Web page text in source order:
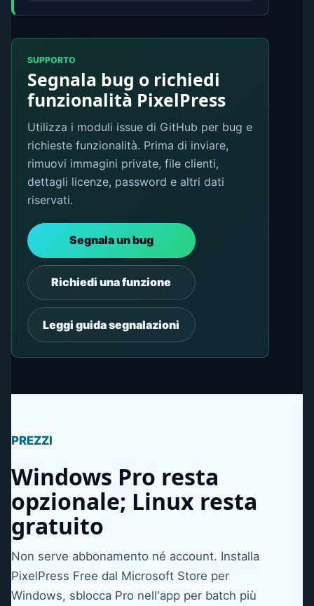
SUPPORTO
Segnala bug o richiedi
funzionalità PixelPress
Utilizza i moduli issue di GitHub per bug e
richieste funzionalità. Prima di inviare,
rimuovi immagini private, file clienti,
dettagli licenze, password e altri dati
riservati.
Segnala un bug
Richiedi una funzione
Leggi guida segnalazioni
PREZZI
Windows Pro resta
opzionale; Linux resta
gratuito
Non serve abbonamento né account. Installa
PixelPress Free dal Microsoft Store per
Windows, sblocca Pro nell'app per batch più